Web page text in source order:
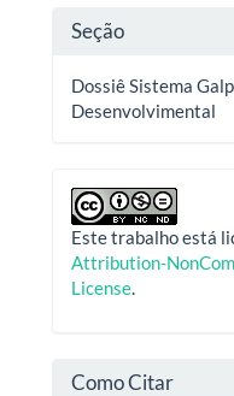
Seção
Dossiê Sistema
Desenvolvimental
Este trabalho está
Attribution-
License.
Como Citar